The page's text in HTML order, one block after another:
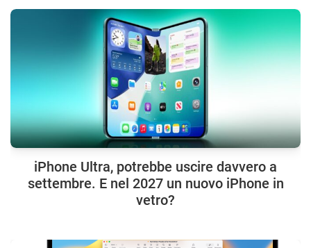
iPhone Ultra, potrebbe uscire davvero a
settembre. E nel 2027 un nuovo iPhone in
vetro?